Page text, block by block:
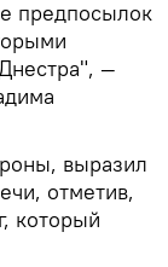
предпосылок
—
выразил
отметив,
который